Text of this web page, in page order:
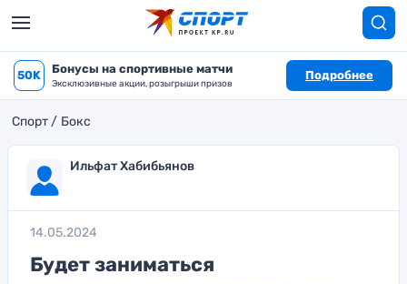
50K Бонусы на спортивные матчи
Эксклюзивные акции, розыгрыши призов
Подробнее
Спорт Бокс
Ильфат Хабибьянов
14.05.2024
Будет заниматься